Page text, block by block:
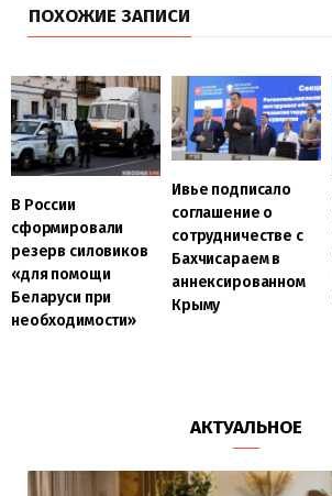
ПОХОЖИЕ ЗАПИСИ
В России
сформировали
резерв силовиков
«для помощи
Беларуси при
необходимости»
Ивье подписало
соглашение о
сотрудничестве с
Бахчисараем в
аннексированном
Крыму
АКТУАЛЬНОЕ